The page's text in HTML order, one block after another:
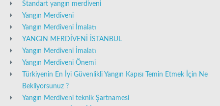
Standart yangın merdiveni
Yangın Merdiveni
Yangın Merdiveni İmalatı
YANGIN MERDİVENİ İSTANBUL
Yangın Merdiveni İmalatı
Yangın Merdiveni Önemi
Türkiyenin En İyi Güvenlikli Yangın Kapısı Temin Etmek İçin Ne
Bekliyorsunuz ?
Yangın Merdiveni teknik Şartnamesi